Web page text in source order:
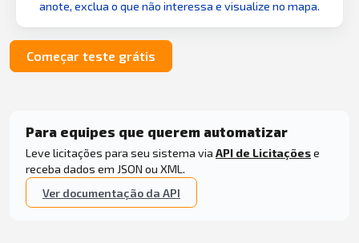
anote, exclua o que não interessa e visualize no mapa.
Começar teste grátis
Para equipes que querem automatizar
Leve licitações para seu sistema via API de Licitaçõese
receba dados em JSON ou XML.
Ver documentação da API